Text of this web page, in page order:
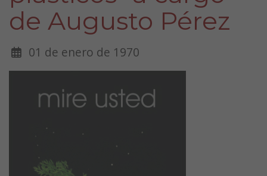
de Augusto Pérez
01 de enero de 1970